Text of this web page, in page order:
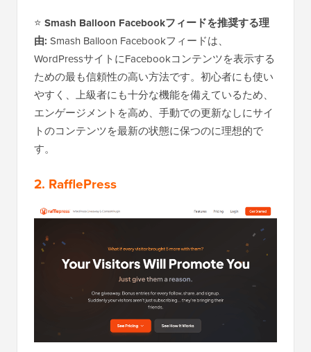
⭐ Smash Balloon Facebookフィードを推奨する理
由: Smash Balloon Facebookフィードは、
WordPressサイトにFacebookコンテンツを表示する
ための最も信頼性の高い方法です。初心者にも使い
やすく、上級者にも十分な機能を備えているため、
エンゲージメントを高め、手動での更新なしにサイ
トのコンテンツを最新の状態に保つのに理想的で
す。
2. RafflePress